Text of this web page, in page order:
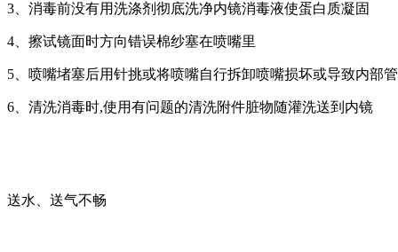
3、消毒前没有用洗涤剂彻底洗净内镜消毒液使蛋白质凝固
4、擦试镜面时方向错误棉纱塞在喷嘴里
5、喷嘴堵塞后用针挑或将喷嘴自行拆卸喷嘴损坏或导致内部
6、清洗消毒时,使用有问题的清洗附件脏物随灌洗送到内镜
送水、送气不畅